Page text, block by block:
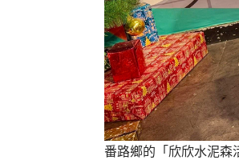
番路鄉的「欣欣水泥森